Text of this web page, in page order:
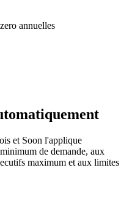
annuelles
et Soon l'applique
de demande, aux
maximum et aux limites